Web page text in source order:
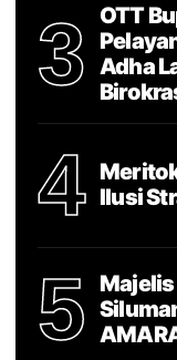
3
OTT
Adha
4
Ilusi
5
Majelis